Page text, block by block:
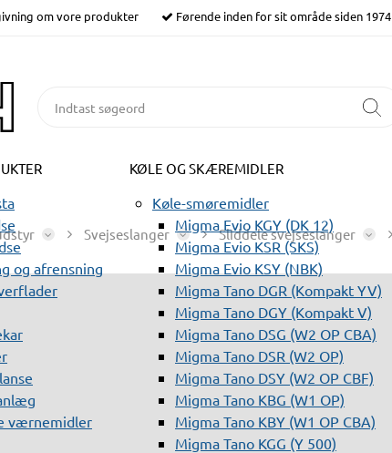
om vore produkter Førende inden for sit område siden 1974
og afrensning
værnemidler
KØLE OG SKÆREMIDLER
Køle-smøremidler
Migma Evio KGY (DK 12)
Migma Evio KSR (SKS)
Migma Evio KSY (NBK)
Migma Tano DGR (Kompakt YV)
Migma Tano DGY (Kompakt V)
Migma Tano DSG (W2 OP CBA)
Migma Tano DSR (W2 OP)
Migma Tano DSY (W2 OP CBF)
Migma Tano KBG (W1 OP)
Migma Tano KBY (W1 OP CBA)
Migma Tano KGG (Y 500)
Svejseslanger Sliddele svejseslanger